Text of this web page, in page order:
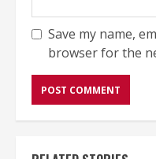
Save my name,
browser for the